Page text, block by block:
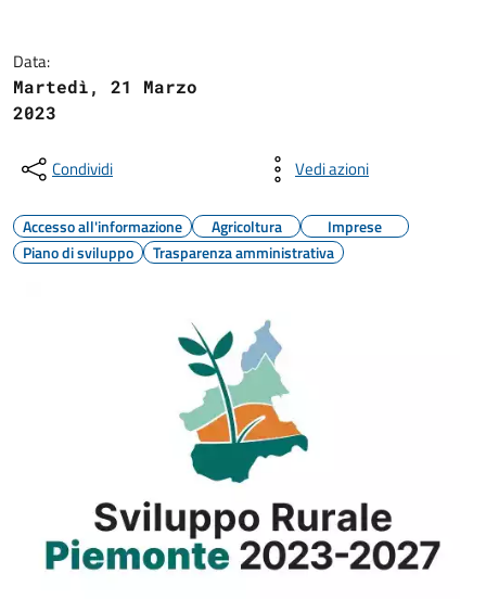
Data:
Martedì, 21 Marzo
2023
Condividi Vedi azioni
Accesso all'informazione Agricoltura
Imprese
Piano di sviluppo
Trasparenza amministrativa